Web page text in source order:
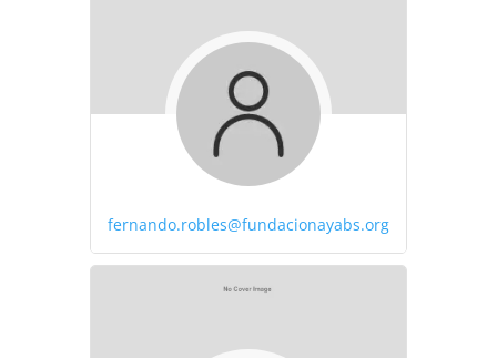
fernando.robles@fundacionayabs.org